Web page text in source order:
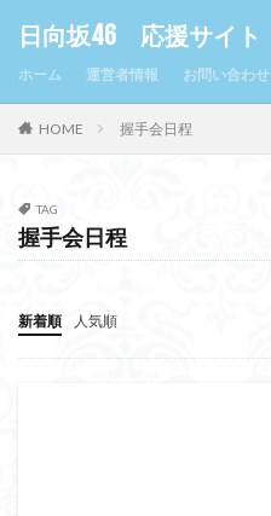
日向坂46 応援サイト
ホーム 運営者情報 お問い合わせ
HOME 握手会日程
TAG
握手会日程
新着順 人気順